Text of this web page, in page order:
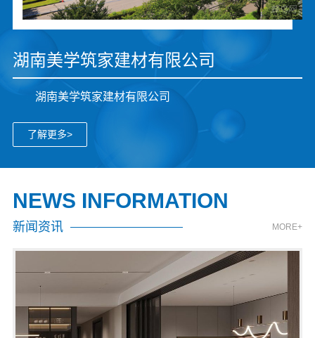
湖南美学筑家建材有限公司
湖南美学筑家建材有限公司
了解更多>
NEWS INFORMATION
新闻资讯 MORE+